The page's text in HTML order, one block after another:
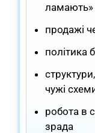
ламають»
продажі
політика
чужі
робота в
зрада